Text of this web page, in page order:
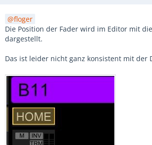
floger
Die Position der Fader wird im Editor mit
dargestellt.
Das ist leider nicht ganz konsistent mit der